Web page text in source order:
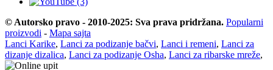
© Autorsko pravo - 2010-2025: Sva prava pridržana. Popularni
proizvodi - Mapa sajta
Lanci Karike, Lanci za podizanje bačvi, Lanci i remeni, Lanci za
dizanje dizalica, Lanci za podizanje Osha, Lanci za ribarske mreže,